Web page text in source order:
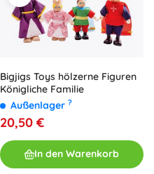
Bigjigs Toys hölzerne Figuren
Königliche Familie
Außenlager ?
20,50 €
In den Warenkorb